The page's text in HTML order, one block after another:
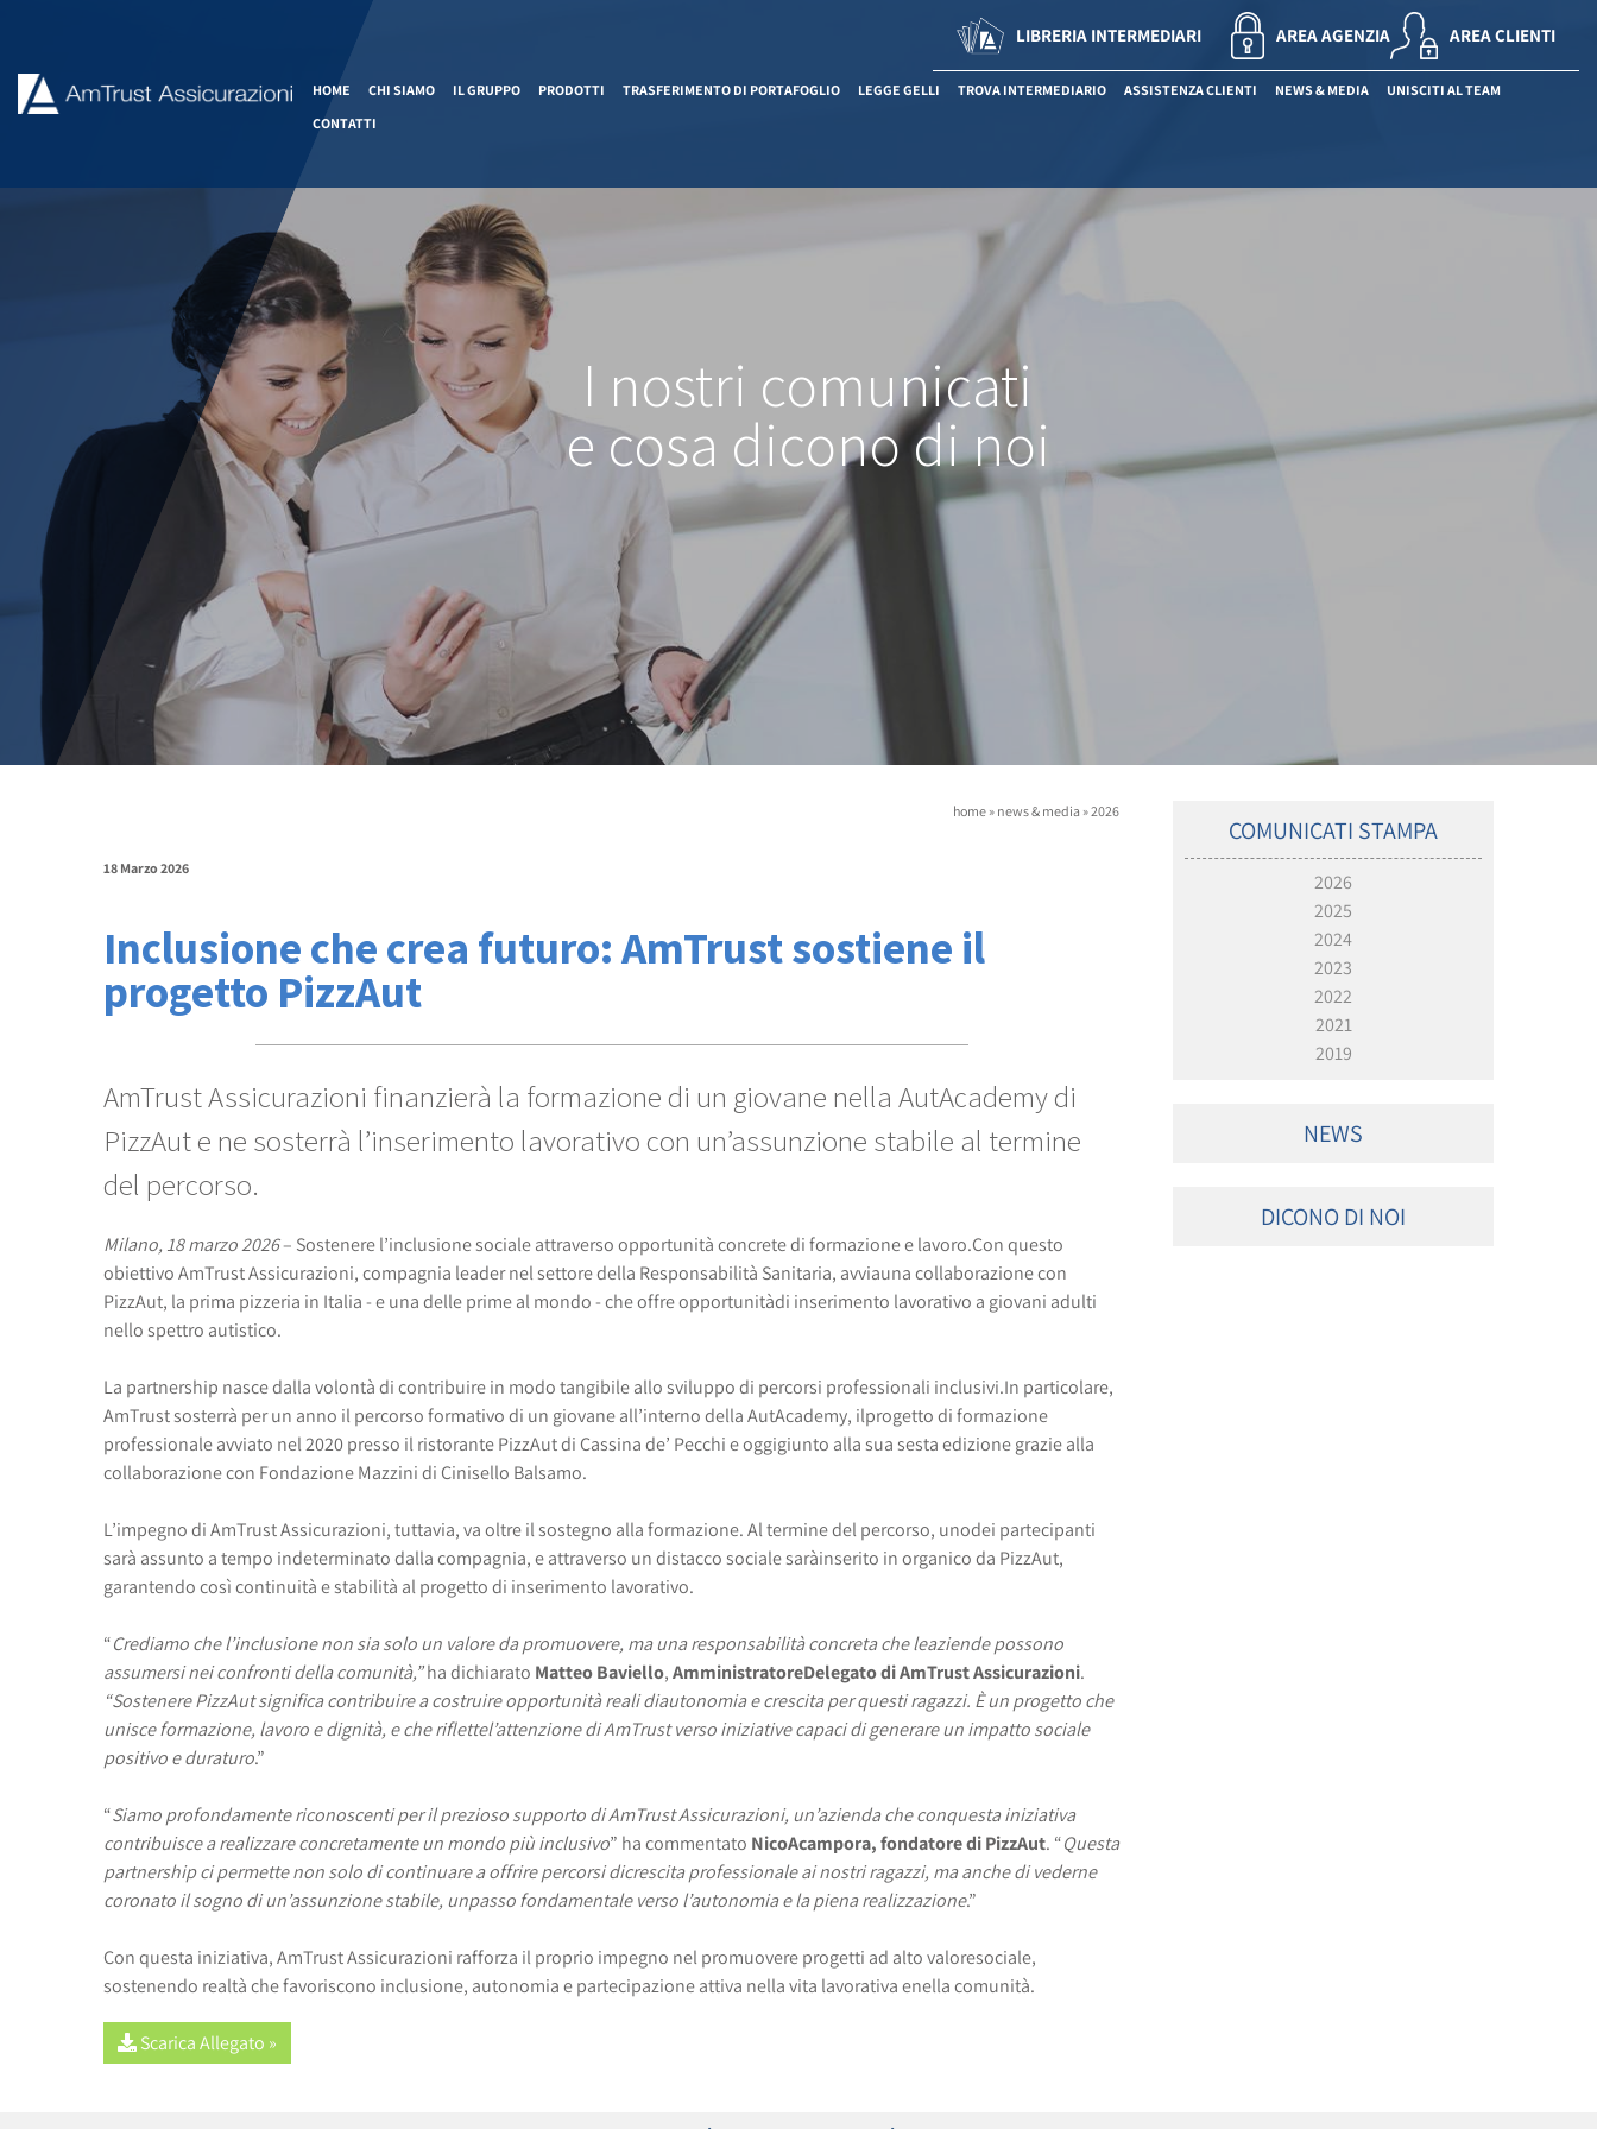
LIBRERIA INTERMEDIARI AREA AGENZIA AREA CLIENTI
HOME CHI SIAMO IL GRUPPO PRODOTTI TRASFERIMENTO DI PORTAFOGLIO LEGGE GELLI TROVA INTERMEDIARIO ASSISTENZA CLIENTI NEWS & MEDIA
UNISCITI AL TEAM
CONTATTI
I nostri comunicati
e cosa dicono di noi
home » news & media »2026
18 Marzo 2026
Inclusione che crea futuro: AmTrust sostiene il
progetto PizzAut
AmTrust Assicurazioni finanzierà la formazione di un giovane nella AutAcademy di
PizzAut e ne sosterrà l’inserimento lavorativo con un’assunzione stabile al termine
del percorso.
Milano, 18 marzo 2026– Sostenere l’inclusione sociale attraverso opportunità concrete di formazione e lavoro.Con questo
obiettivo AmTrust Assicurazioni, compagnia leader nel settore della Responsabilità Sanitaria, avviauna collaborazione con
PizzAut, la prima pizzeria in Italia - e una delle prime al mondo - che offre opportunitàdi inserimento lavorativo a giovani adulti
nello spettro autistico.
La partnership nasce dalla volontà di contribuire in modo tangibile allo sviluppo di percorsi professionali inclusivi.In particolare,
AmTrust sosterrà per un anno il percorso formativo di un giovane all’interno della AutAcademy, ilprogetto di formazione
professionale avviato nel 2020 presso il ristorante PizzAut di Cassina de’ Pecchi e oggigiunto alla sua sesta edizione grazie alla
collaborazione con Fondazione Mazzini di Cinisello Balsamo.
L’impegno di AmTrust Assicurazioni, tuttavia, va oltre il sostegno alla formazione. Al termine del percorso, unodei partecipanti
sarà assunto a tempo indeterminato dalla compagnia, e attraverso un distacco sociale saràinserito in organico da PizzAut,
garantendo così continuità e stabilità al progetto di inserimento lavorativo.
“Crediamo che l’inclusione non sia solo un valore da promuovere, ma una responsabilità concreta che leaziende possono
assumersi nei confronti della comunità,”ha dichiarato Matteo Baviello,AmministratoreDelegato di AmTrust Assicurazioni.
“Sostenere PizzAut significa contribuire a costruire opportunità reali diautonomia e crescita per questi ragazzi. È un progetto che
unisce formazione, lavoro e dignità, e che riflettel’attenzione di AmTrust verso iniziative capaci di generare un impatto sociale
positivo e duraturo.”
“Siamo profondamente riconoscenti per il prezioso supporto di AmTrust Assicurazioni, un’azienda che conquesta iniziativa
contribuisce a realizzare concretamente un mondo più inclusivo” ha commentato NicoAcampora, fondatore di PizzAut. “Questa
partnership ci permette non solo di continuare a offrire percorsi dicrescita professionale ai nostri ragazzi, ma anche di vederne
coronato il sogno di un’assunzione stabile, unpasso fondamentale verso l’autonomia e la piena realizzazione.”
Con questa iniziativa, AmTrust Assicurazioni rafforza il proprio impegno nel promuovere progetti ad alto valoresociale,
sostenendo realtà che favoriscono inclusione, autonomia e partecipazione attiva nella vita lavorativa enella comunità.
Scarica Allegato »
COMUNICATI STAMPA
2026
2025
2024
2023
2022
2021
2019
NEWS
DICONO DI NOI